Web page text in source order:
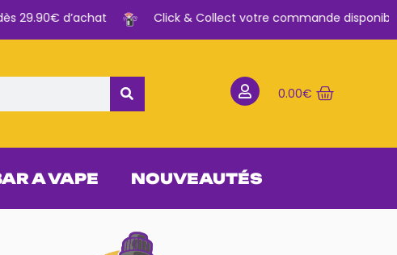
d’achat Click & Collect votre commande disponible
0.00€
A VAPE NOUVEAUTÉS